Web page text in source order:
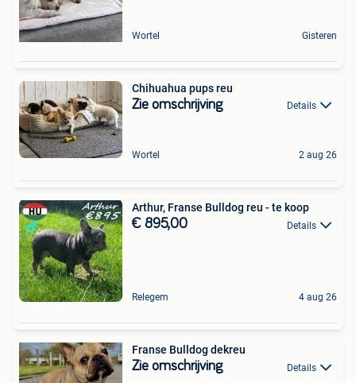
Wortel Gisteren
Chihuahua pups reu
Zie omschrijving Details
Wortel 2 aug 26
Arthur, Franse Bulldog reu - te koop
€ 895,00 Details
Relegem 4 aug 26
Franse Bulldog dekreu
Zie omschrijving Details